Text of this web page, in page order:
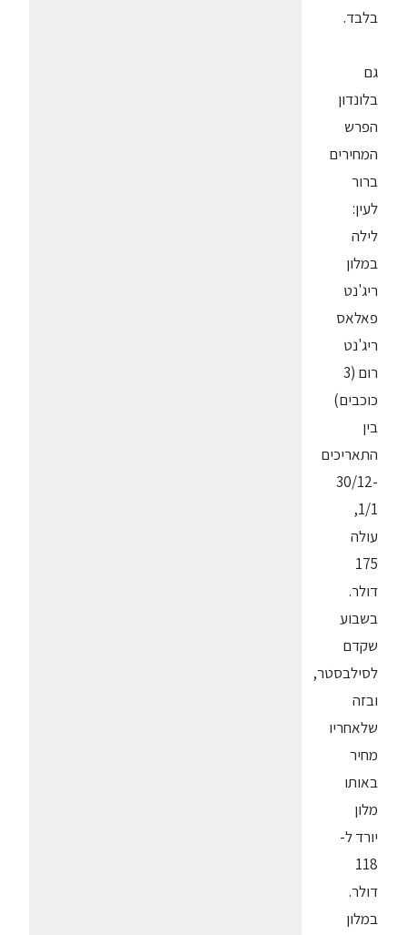
בלבד.
גם
בלונדון
הפרש
המחירים
ברור
לעין:
לילה
במלון
ריג'נט
פאלאס
ריג'נט
רום (3
כוכבים)
בין
התאריכים
30/12-
1/1,
עולה
175
דולר.
בשבוע
שקדם
לסילבסטר,
ובזה
שלאחריו
מחיר
באותו
מלון
יורד ל-
118
דולר.
במלון